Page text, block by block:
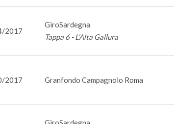
2017
GiroSardegna
Tappa 6 - L’Alta Gallura
2017 Granfondo Campagnolo Roma